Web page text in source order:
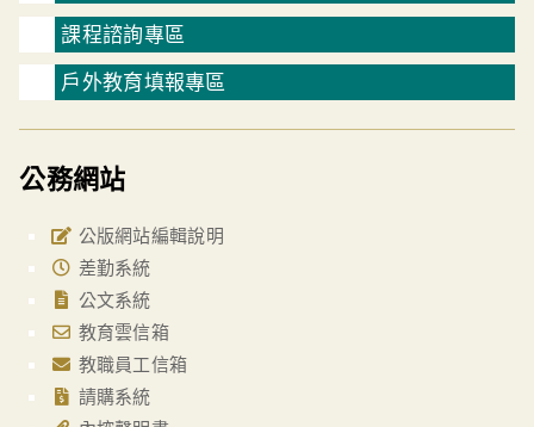
課程諮詢專區
戶外教育填報專區
公務網站
公版網站編輯說明
差勤系統
公文系統
教育雲信箱
教職員工信箱
請購系統